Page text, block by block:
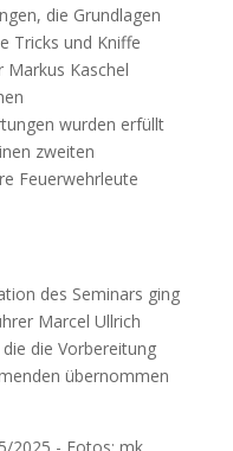
die Grundlagen
Tricks und Kniffe
Markus Kaschel
wurden erfüllt
zweiten
Feuerwehrleute
des Seminars ging
Marcel Ullrich
die Vorbereitung
übernommen